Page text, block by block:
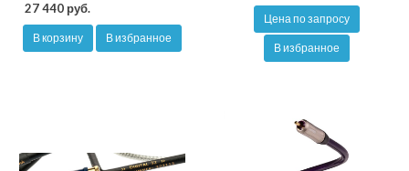
27 440 руб.
В корзину В избранное
Цена по запросу
В избранное